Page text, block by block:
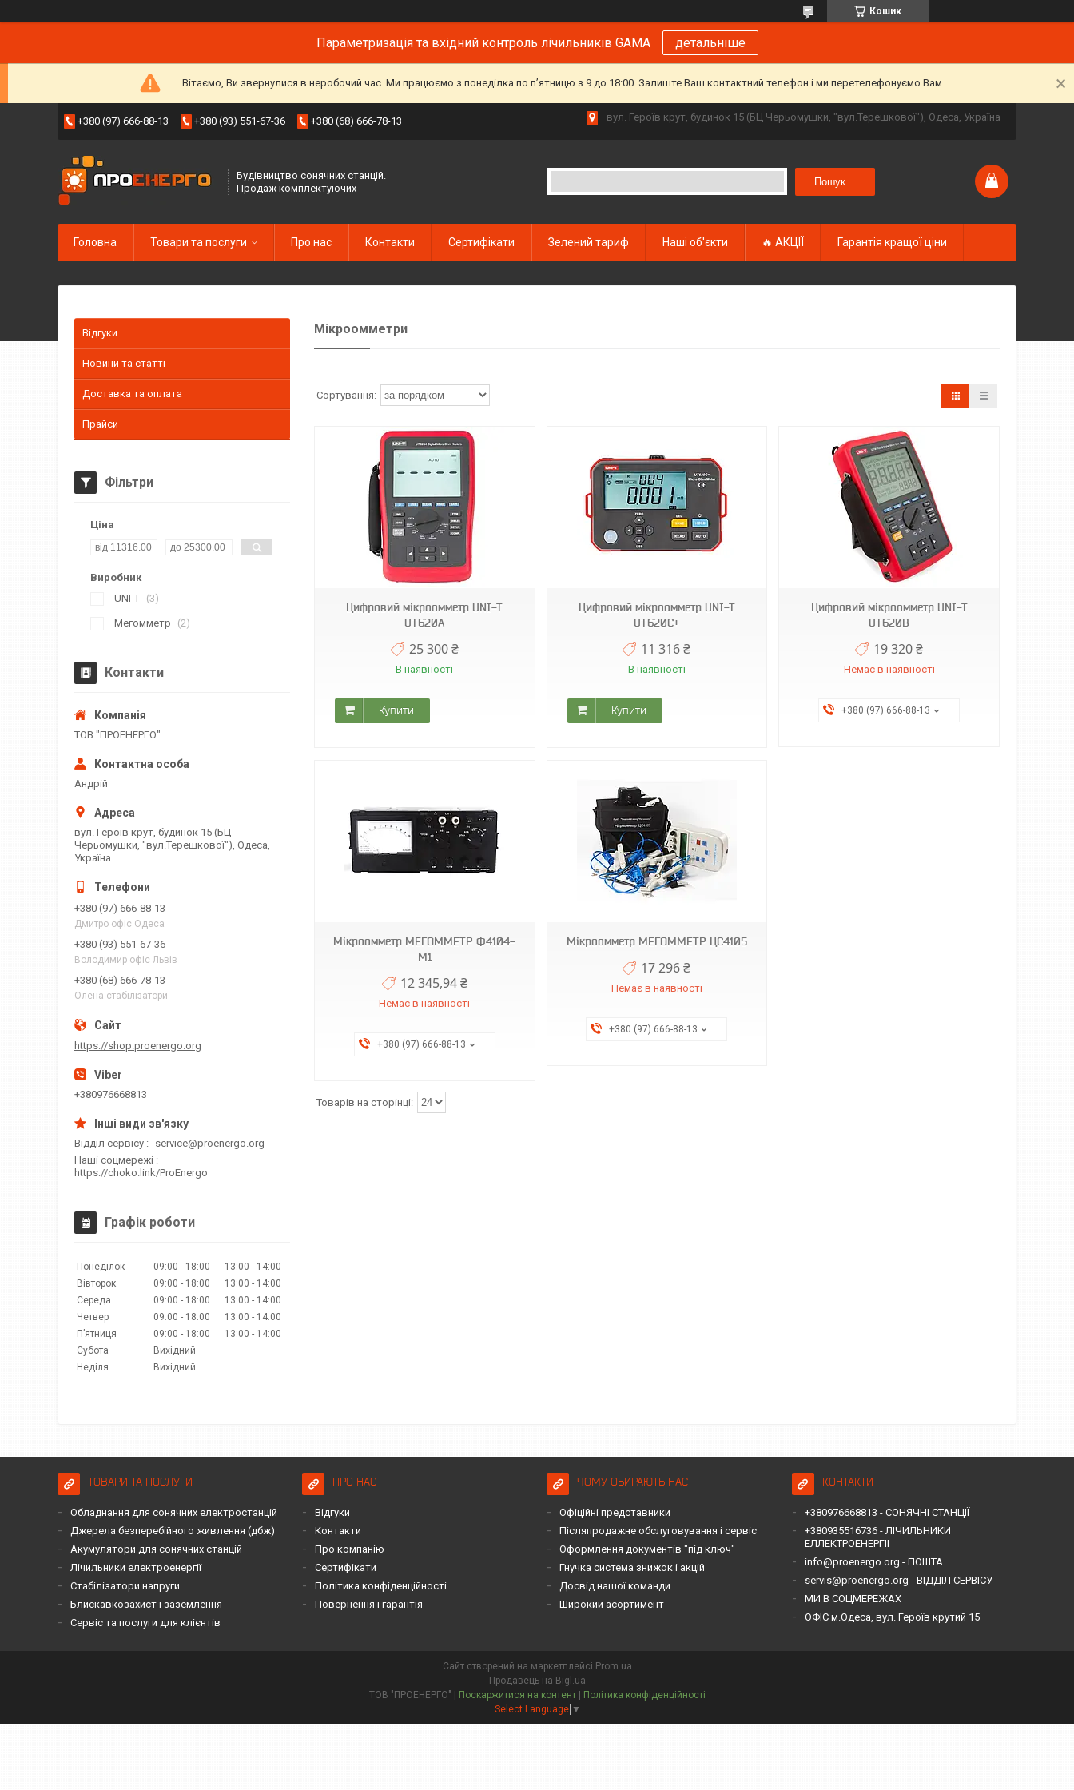
Кошик
Параметризація та вхідний контроль лічильників GAMA детальніше
Вітаємо, Ви звернулися в неробочий час. Ми працюємо з понеділка по пʼятницю з 9 до 18:00. Залиште Ваш контактний телефон і ми перетелефонуємо Вам.
+380 (97) 666-88-13 +380 (93) 551-67-36 +380 (68) 666-78-13 вул. Героїв крут, будинок 15 (БЦ Черьомушки, "вул.Терешкової"), Одеса, Україна
Будівництво сонячних станцій.
Продаж комплектуючих
Пошук...
Головна Товари та послуги Про нас Контакти Сертифікати Зелений тариф Наші об'єкти 🔥 АКЦІЇ Гарантія кращої ціни
Мікроомметри
Цифровий мікроомметр UNI-T
UT620A
25 300 ₴
В наявності
Купити
UT620C+
Цифровий мікроомметр UNI-T
UT620C+
11 316 ₴
В наявності
Купити
Цифровий мікроомметр UNI-T
UT620B
19 320 ₴
Немає в наявності
+380 (97) 666-88-13
Мікроомметр МЕГОММЕТР Ф4104-
М1
12 345,94 ₴
Немає в наявності
+380 (97) 666-88-13
Мікроомметр МЕГОММЕТР ЦС4105
17 296 ₴
Немає в наявності
+380 (97) 666-88-13
Відгуки
Новини та статті
Доставка та оплата
Прайси
Фільтри
Ціна
Виробник
UNI-T
3
Мегомметр 2
Контакти
ТОВ "ПРОЕНЕРГО"
Андрій
вул. Героїв крут, будинок 15 (БЦ
Черьомушки, "вул.Терешкової"), Одеса,
Україна
+380 (97) 666-88-13
Дмитро офіс Одеса
+380 (93) 551-67-36
Володимир офіс Львів
+380 (68) 666-78-13
Олена стабілізатори
https://shop.proenergo.org
+380976668813
Відділ сервісу
service@proenergo.org
Наші соцмережі
https://choko.link/ProEnergo
Графік роботи
Понеділок 09:00 18:00 13:00
14:00
Вівторок
09:00 18:00 13:00
14:00
Середа
09:00 18:00 13:00
14:00
Четвер
09:00 18:00 13:00
14:00
Пʼятниця
09:00 18:00 13:00
14:00
Субота
Вихідний
Неділя
Вихідний
ТОВАРИ ТА ПОСЛУГИ
Обладнання для сонячних електростанцій
Джерела безперебійного живлення (дбж)
Акумулятори для сонячних станцій
Лічильники електроенергії
Стабілізатори напруги
Блискавкозахист і заземлення
Сервіс та послуги для клієнтів
ПРО НАС
Відгуки
Контакти
Про компанію
Сертифікати
Політика конфіденційності
Повернення і гарантія
ЧОМУ ОБИРАЮТЬ НАС
Офіційні представники
Післяпродажне обслуговування і сервіс
Оформлення документів "під ключ"
Гнучка система знижок і акцій
Досвід нашої команди
Широкий асортимент
КОНТАКТИ
+380976668813 - СОНЯЧНІ СТАНЦІЇ
+380935516736 - ЛІЧИЛЬНИКИ
ЕЛЛЕКТРОЕНЕРГІІ
info@proenergo.org - ПОШТА
servis@proenergo.org - ВІДДІЛ СЕРВІСУ
МИ В СОЦМЕРЕЖАХ
ОФІС м.Одеса, вул. Героїв крутий 15
Сайт створений на маркетплейсі Prom.ua
Продавець на Bigl.ua
ТОВ "ПРОЕНЕРГО" | Поскаржитися на контент | Політика конфіденційності
Select Language ▼